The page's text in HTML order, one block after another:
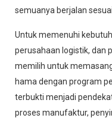
semuanya berjalan
Untuk memenuhi
perusahaan logistik, dan
memilih untuk
hama dengan program
terbukti menjadi
proses manufaktur,